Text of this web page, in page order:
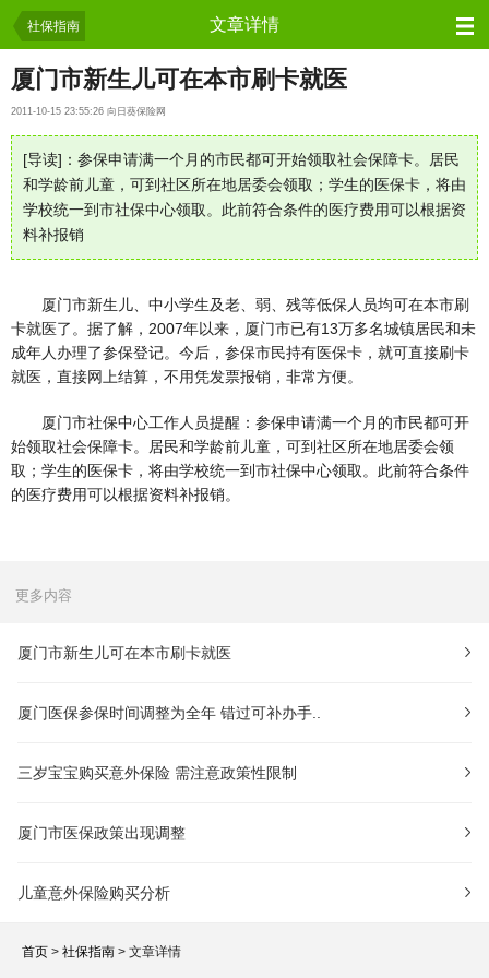
社保指南 文章详情
厦门市新生儿可在本市刷卡就医
2011-10-15 23:55:26 向日葵保险网
[导读]：参保申请满一个月的市民都可开始领取社会保障卡。居民
和学龄前儿童，可到社区所在地居委会领取；学生的医保卡，将由
学校统一到市社保中心领取。此前符合条件的医疗费用可以根据资
料补报销
厦门市新生儿、中小学生及老、弱、残等低保人员均可在本市刷
卡就医了。据了解，2007年以来，厦门市已有13万多名城镇居民和未
成年人办理了参保登记。今后，参保市民持有医保卡，就可直接刷卡
就医，直接网上结算，不用凭发票报销，非常方便。
厦门市社保中心工作人员提醒：参保申请满一个月的市民都可开
始领取社会保障卡。居民和学龄前儿童，可到社区所在地居委会领
取；学生的医保卡，将由学校统一到市社保中心领取。此前符合条件
的医疗费用可以根据资料补报销。
更多内容
厦门市新生儿可在本市刷卡就医
厦门医保参保时间调整为全年 错过可补办手..
三岁宝宝购买意外保险 需注意政策性限制
厦门市医保政策出现调整
儿童意外保险购买分析
首页 > 社保指南 > 文章详情